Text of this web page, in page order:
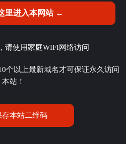
里进入本网站 ←
请使用家庭WIFI网络访问
个以上最新域名才可保证永久访问
本站！
存本站二维码